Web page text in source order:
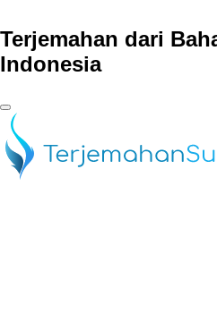
Terjemahan dari
Indonesia